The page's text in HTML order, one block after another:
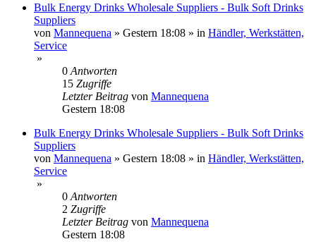
Bulk Energy Drinks Wholesale Suppliers - Bulk Soft Drinks
Suppliers
von Mannequena » Gestern 18:08 » in Händler, Werkstätten,
Service
»
0 Antworten
15 Zugriffe
Letzter Beitrag von Mannequena
Gestern 18:08
Bulk Energy Drinks Wholesale Suppliers - Bulk Soft Drinks
Suppliers
von Mannequena » Gestern 18:08 » in Händler, Werkstätten,
Service
»
0 Antworten
2 Zugriffe
Letzter Beitrag von Mannequena
Gestern 18:08